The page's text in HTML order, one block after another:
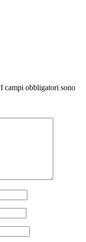
I campi obbligatori sono